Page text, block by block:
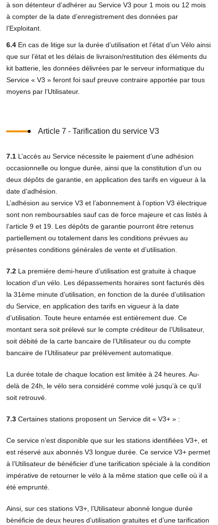
à son détenteur d’adhérer au Service V3 pour 1 mois ou 12 mois
à compter de la date d’enregistrement des données par
l’Exploitant.
6.4 En cas de litige sur la durée d’utilisation et l’état d’un Vélo ainsi
que sur l’état et les délais de livraison/restitution des éléments du
kit batterie, les données délivrées par le serveur informatique du
Service « V3 » feront foi sauf preuve contraire apportée par tous
moyens par l’Utilisateur.
Article 7 - Tarification du service V3
7.1 L’accès au Service nécessite le paiement d’une adhésion
occasionnelle ou longue durée, ainsi que la constitution d’un ou
deux dépôts de garantie, en application des tarifs en vigueur à la
date d’adhésion.
L’adhésion au service V3 et l’abonnement à l’option V3 électrique
sont non remboursables sauf cas de force majeure et cas listés à
l’article 9 et 19. Les dépôts de garantie pourront être retenus
partiellement ou totalement dans les conditions prévues au
présentes conditions générales de vente et d’utilisation.
7.2 La première demi-heure d’utilisation est gratuite à chaque
location d’un vélo. Les dépassements horaires sont facturés dès
la 31ème minute d’utilisation, en fonction de la durée d’utilisation
du Service, en application des tarifs en vigueur à la date
d’utilisation. Toute heure entamée est entièrement due. Ce
montant sera soit prélevé sur le compte créditeur de l’Utilisateur,
soit débité de la carte bancaire de l’Utilisateur ou du compte
bancaire de l’Utilisateur par prélèvement automatique.
La durée totale de chaque location est limitée à 24 heures. Au-
delà de 24h, le vélo sera considéré comme volé jusqu’à ce qu’il
soit retrouvé.
7.3Certaines stations proposent un Service dit « V3+ » :
Ce service n’est disponible que sur les stations identifiées V3+, et
est réservé aux abonnés V3 longue durée. Ce service V3+ permet
à l’Utilisateur de bénéficier d’une tarification spéciale à la condition
impérative de retourner le vélo à la même station que celle où il a
été emprunté.
Ainsi, sur ces stations V3+, l’Utilisateur abonné longue durée
bénéficie de deux heures d’utilisation gratuites et d’une tarification